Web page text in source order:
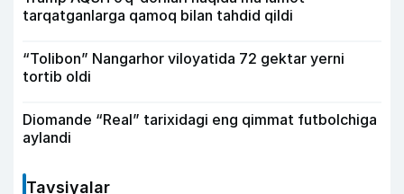
tarqatganlarga qamoq bilan tahdid qildi
“Tolibon” Nangarhor viloyatida 72 gektar yerni
tortib oldi
Diomande “Real” tarixidagi eng qimmat futbolchiga
aylandi
Tavsiyalar